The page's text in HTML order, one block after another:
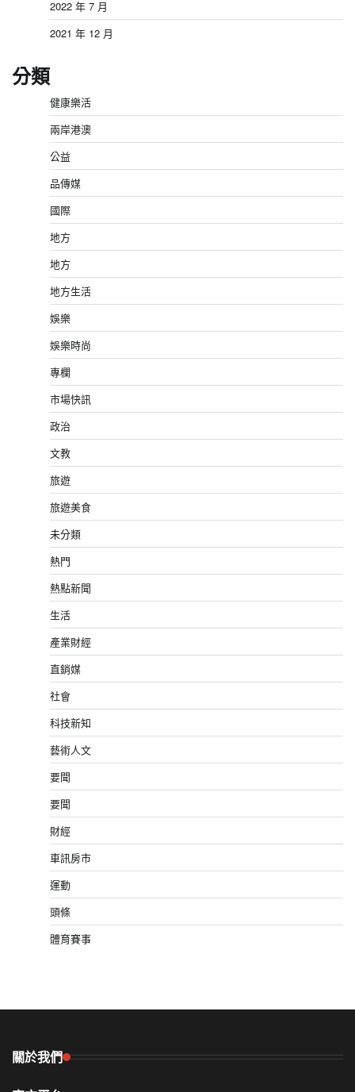
2022 年 7 月
2021 年 12 月
分類
健康樂活
兩岸港澳
公益
品傳媒
國際
地方
地方
地方生活
娛樂
娛樂時尚
專欄
市場快訊
政治
文教
旅遊
旅遊美食
未分類
熱門
熱點新聞
生活
產業財經
直銷媒
社會
科技新知
藝術人文
要聞
要聞
財經
車訊房市
運動
頭條
體育賽事
關於我們